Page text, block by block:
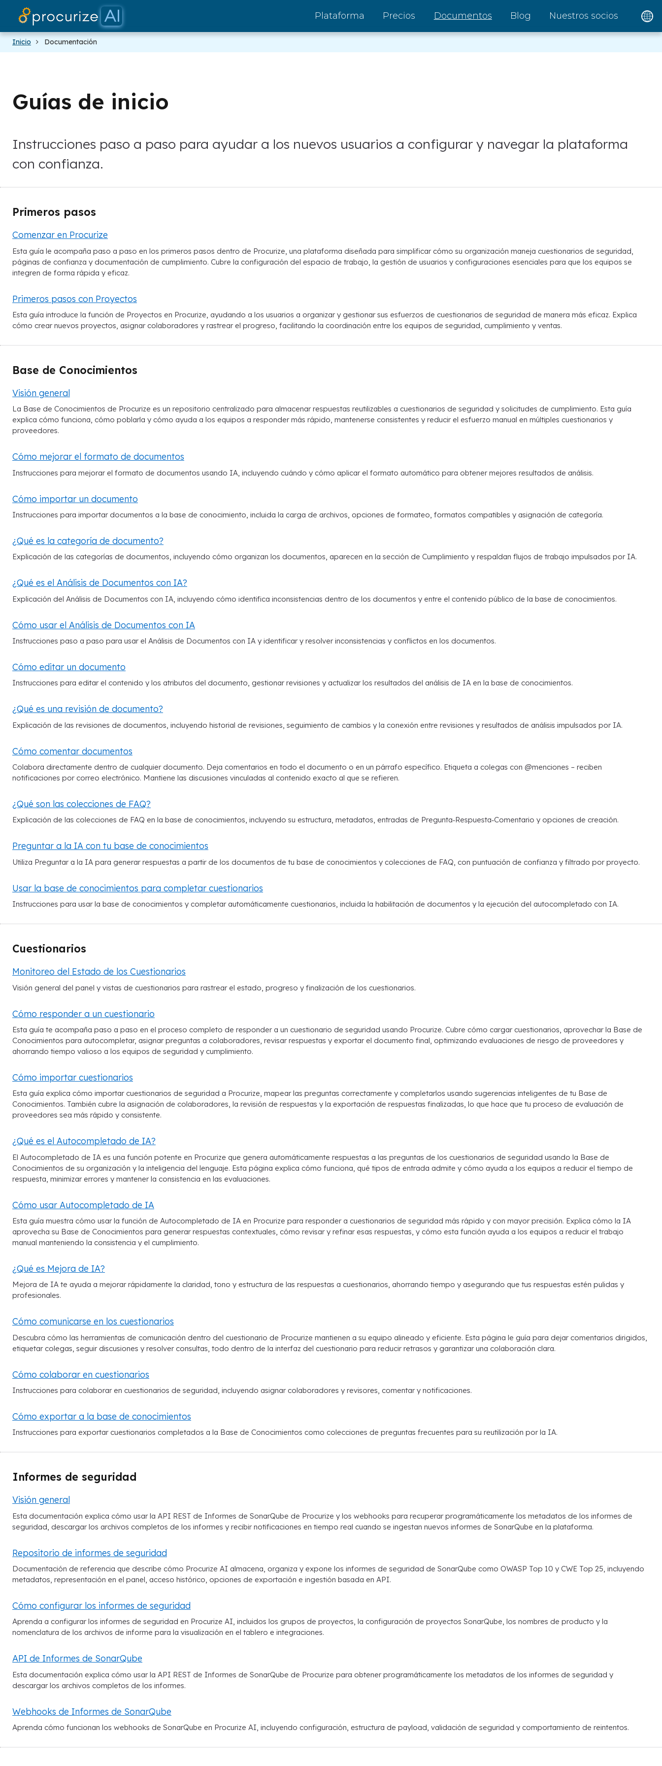
Plataforma Precios Documentos Blog Nuestros socios
Inicio Documentación
Guías de inicio
Instrucciones paso a paso para ayudar a los nuevos usuarios a configurar y navegar la plataforma
con confianza.
Primeros pasos
Comenzar en Procurize
Esta guía le acompaña paso a paso en los primeros pasos dentro de Procurize, una plataforma diseñada para simplificar cómo su organización maneja cuestionarios de seguridad,
páginas de confianza y documentación de cumplimiento. Cubre la configuración del espacio de trabajo, la gestión de usuarios y configuraciones esenciales para que los equipos se
integren de forma rápida y eficaz.
Primeros pasos con Proyectos
Esta guía introduce la función de Proyectos en Procurize, ayudando a los usuarios a organizar y gestionar sus esfuerzos de cuestionarios de seguridad de manera más eficaz. Explica
cómo crear nuevos proyectos, asignar colaboradores y rastrear el progreso, facilitando la coordinación entre los equipos de seguridad, cumplimiento y ventas.
Base de Conocimientos
Visión general
La Base de Conocimientos de Procurize es un repositorio centralizado para almacenar respuestas reutilizables a cuestionarios de seguridad y solicitudes de cumplimiento. Esta guía
explica cómo funciona, cómo poblarla y cómo ayuda a los equipos a responder más rápido, mantenerse consistentes y reducir el esfuerzo manual en múltiples cuestionarios y
proveedores.
Cómo mejorar el formato de documentos
Instrucciones para mejorar el formato de documentos usando IA, incluyendo cuándo y cómo aplicar el formato automático para obtener mejores resultados de análisis.
Cómo importar un documento
Instrucciones para importar documentos a la base de conocimiento, incluida la carga de archivos, opciones de formateo, formatos compatibles y asignación de categoría.
¿Qué es la categoría de documento?
Explicación de las categorías de documentos, incluyendo cómo organizan los documentos, aparecen en la sección de Cumplimiento y respaldan flujos de trabajo impulsados por IA.
¿Qué es el Análisis de Documentos con IA?
Explicación del Análisis de Documentos con IA, incluyendo cómo identifica inconsistencias dentro de los documentos y entre el contenido público de la base de conocimientos.
Cómo usar el Análisis de Documentos con IA
Instrucciones paso a paso para usar el Análisis de Documentos con IA y identificar y resolver inconsistencias y conflictos en los documentos.
Cómo editar un documento
Instrucciones para editar el contenido y los atributos del documento, gestionar revisiones y actualizar los resultados del análisis de IA en la base de conocimientos.
¿Qué es una revisión de documento?
Explicación de las revisiones de documentos, incluyendo historial de revisiones, seguimiento de cambios y la conexión entre revisiones y resultados de análisis impulsados por IA.
Cómo comentar documentos
Colabora directamente dentro de cualquier documento. Deja comentarios en todo el documento o en un párrafo específico. Etiqueta a colegas con @menciones – reciben
notificaciones por correo electrónico. Mantiene las discusiones vinculadas al contenido exacto al que se refieren.
¿Qué son las colecciones de FAQ?
Explicación de las colecciones de FAQ en la base de conocimientos, incluyendo su estructura, metadatos, entradas de Pregunta‑Respuesta‑Comentario y opciones de creación.
Preguntar a la IA con tu base de conocimientos
Utiliza Preguntar a la IA para generar respuestas a partir de los documentos de tu base de conocimientos y colecciones de FAQ, con puntuación de confianza y filtrado por proyecto.
Usar la base de conocimientos para completar cuestionarios
Instrucciones para usar la base de conocimientos y completar automáticamente cuestionarios, incluida la habilitación de documentos y la ejecución del autocompletado con IA.
Cuestionarios
Monitoreo del Estado de los Cuestionarios
Visión general del panel y vistas de cuestionarios para rastrear el estado, progreso y finalización de los cuestionarios.
Cómo responder a un cuestionario
Esta guía te acompaña paso a paso en el proceso completo de responder a un cuestionario de seguridad usando Procurize. Cubre cómo cargar cuestionarios, aprovechar la Base de
Conocimientos para autocompletar, asignar preguntas a colaboradores, revisar respuestas y exportar el documento final, optimizando evaluaciones de riesgo de proveedores y
ahorrando tiempo valioso a los equipos de seguridad y cumplimiento.
Cómo importar cuestionarios
Esta guía explica cómo importar cuestionarios de seguridad a Procurize, mapear las preguntas correctamente y completarlos usando sugerencias inteligentes de tu Base de
Conocimientos. También cubre la asignación de colaboradores, la revisión de respuestas y la exportación de respuestas finalizadas, lo que hace que tu proceso de evaluación de
proveedores sea más rápido y consistente.
¿Qué es el Autocompletado de IA?
El Autocompletado de IA es una función potente en Procurize que genera automáticamente respuestas a las preguntas de los cuestionarios de seguridad usando la Base de
Conocimientos de su organización y la inteligencia del lenguaje. Esta página explica cómo funciona, qué tipos de entrada admite y cómo ayuda a los equipos a reducir el tiempo de
respuesta, minimizar errores y mantener la consistencia en las evaluaciones.
Cómo usar Autocompletado de IA
Esta guía muestra cómo usar la función de Autocompletado de IA en Procurize para responder a cuestionarios de seguridad más rápido y con mayor precisión. Explica cómo la IA
aprovecha su Base de Conocimientos para generar respuestas contextuales, cómo revisar y refinar esas respuestas, y cómo esta función ayuda a los equipos a reducir el trabajo
manual manteniendo la consistencia y el cumplimiento.
¿Qué es Mejora de IA?
Mejora de IA te ayuda a mejorar rápidamente la claridad, tono y estructura de las respuestas a cuestionarios, ahorrando tiempo y asegurando que tus respuestas estén pulidas y
profesionales.
Cómo comunicarse en los cuestionarios
Descubra cómo las herramientas de comunicación dentro del cuestionario de Procurize mantienen a su equipo alineado y eficiente. Esta página le guía para dejar comentarios dirigidos,
etiquetar colegas, seguir discusiones y resolver consultas, todo dentro de la interfaz del cuestionario para reducir retrasos y garantizar una colaboración clara.
Cómo colaborar en cuestionarios
Instrucciones para colaborar en cuestionarios de seguridad, incluyendo asignar colaboradores y revisores, comentar y notificaciones.
Cómo exportar a la base de conocimientos
Instrucciones para exportar cuestionarios completados a la Base de Conocimientos como colecciones de preguntas frecuentes para su reutilización por la IA.
Informes de seguridad
Visión general
Esta documentación explica cómo usar la API REST de Informes de SonarQube de Procurize y los webhooks para recuperar programáticamente los metadatos de los informes de
seguridad, descargar los archivos completos de los informes y recibir notificaciones en tiempo real cuando se ingestan nuevos informes de SonarQube en la plataforma.
Repositorio de informes de seguridad
Documentación de referencia que describe cómo Procurize AI almacena, organiza y expone los informes de seguridad de SonarQube como OWASP Top 10 y CWE Top 25, incluyendo
metadatos, representación en el panel, acceso histórico, opciones de exportación e ingestión basada en API.
Cómo configurar los informes de seguridad
Aprenda a configurar los informes de seguridad en Procurize AI, incluidos los grupos de proyectos, la configuración de proyectos SonarQube, los nombres de producto y la
nomenclatura de los archivos de informe para la visualización en el tablero e integraciones.
API de Informes de SonarQube
Esta documentación explica cómo usar la API REST de Informes de SonarQube de Procurize para obtener programáticamente los metadatos de los informes de seguridad y
descargar los archivos completos de los informes.
Webhooks de Informes de SonarQube
Aprenda cómo funcionan los webhooks de SonarQube en Procurize AI, incluyendo configuración, estructura de payload, validación de seguridad y comportamiento de reintentos.